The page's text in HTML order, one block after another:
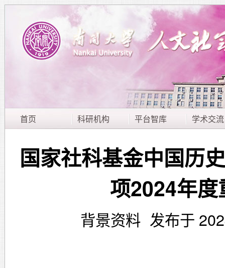
首页 科研机构 平台智库 学术交流
国家社科基金中国历
项2024年
背景资料 发布于